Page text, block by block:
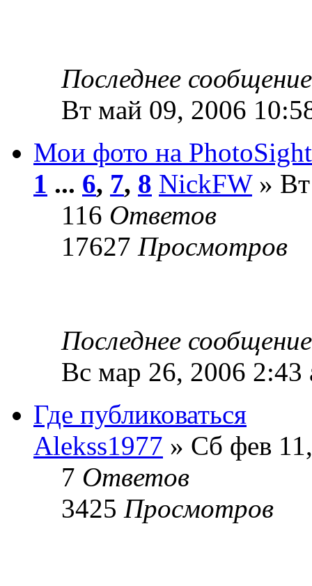
Последнее
Вт май 09, 2006
Мои фото на
1 ... 6, 7, 8 NickFW» Вт
116 Ответов
17627 Просмотров
Последнее
Вс мар 26, 2006 2:43
Где публиковаться
Alekss1977 » Сб фев
7 Ответов
3425 Просмотров